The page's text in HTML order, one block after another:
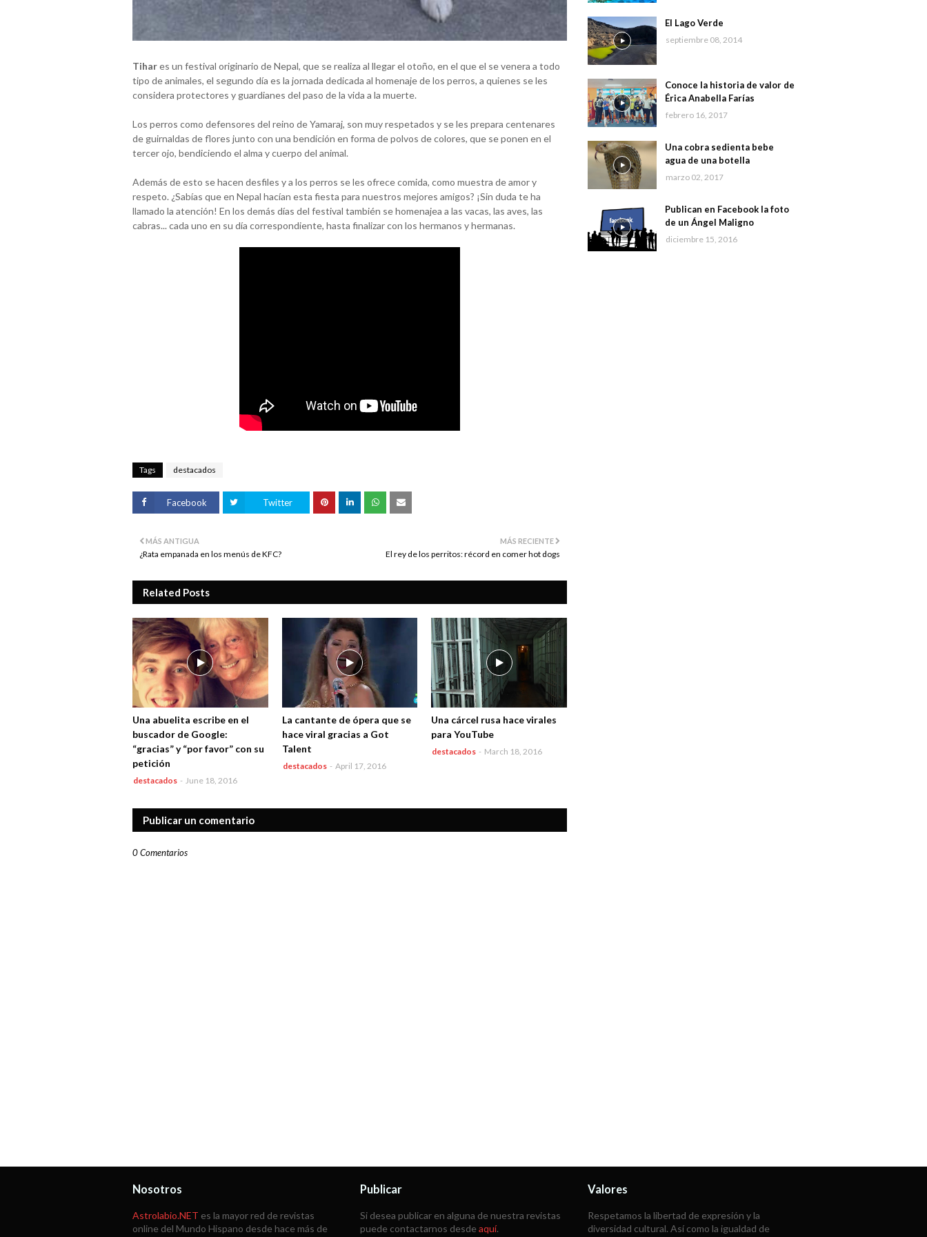
Tihares un festival originario de Nepal, que se realiza al llegar el otoño, en el que el se venera a todo
tipo de animales, el segundo día es la jornada dedicada al homenaje de los perros, a quienes se les
considera protectores y guardianes del paso de la vida a la muerte.
Los perros como defensores del reino de Yamaraj, son muy respetados y se les prepara centenares
de guirnaldas de flores junto con una bendición en forma de polvos de colores, que se ponen en el
tercer ojo, bendiciendo el alma y cuerpo del animal.
Además de esto se hacen desfiles y a los perros se les ofrece comida, como muestra de amor y
respeto. ¿Sabías que en Nepal hacían esta fiesta para nuestros mejores amigos? ¡Sin duda te ha
llamado la atención! En los demás días del festival también se homenajea a las vacas, las aves, las
cabras... cada uno en su día correspondiente, hasta finalizar con los hermanos y hermanas.
Tags destacados
Facebook Twitter
MÁS RECIENTE
El rey de los perritos: récord en comer hot dogs
MÁS ANTIGUA
¿Rata empanada en los menús de KFC?
Related Posts
Una abuelita escribe en el
buscador de Google:
“gracias” y “por favor” con su
petición
destacados - June 18, 2016
La cantante de ópera que se
hace viral gracias a Got
Talent
destacados - April 17, 2016
Una cárcel rusa hace virales
para YouTube
destacados - March 18, 2016
Publicar un comentario
0 Comentarios
El Lago Verde
septiembre 08, 2014
Conoce la historia de valor de
Érica Anabella Farías
febrero 16, 2017
Una cobra sedienta bebe
agua de una botella
marzo 02, 2017
Publican en Facebook la foto
de un Ángel Maligno
diciembre 15, 2016
Nosotros
Astrolabio.NET es la mayor red de revistas
online del Mundo Hispano desde hace más de
Publicar
Si desea publicar en alguna de nuestra revistas
puede contactarnos desde aquí.
Valores
Respetamos la libertad de expresión y la
diversidad cultural. Así como la igualdad de